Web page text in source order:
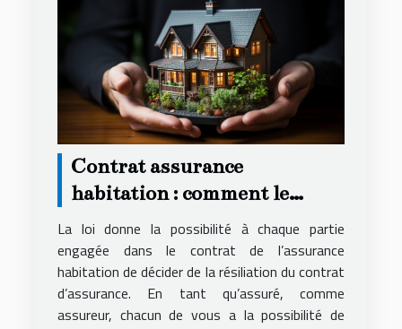
Contrat assurance
habitation : comment le
résilier ?
La loi donne la possibilité à chaque partie
engagée dans le contrat de l’assurance
habitation de décider de la résiliation du contrat
d’assurance. En tant qu’assuré, comme
assureur, chacun de vous a la possibilité de